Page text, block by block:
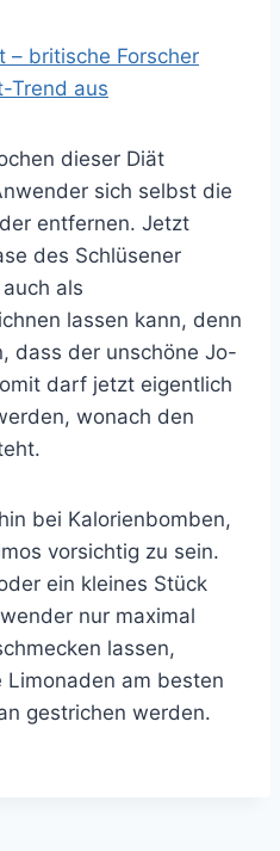
– britische Forscher
Trend aus
dieser Diät
sich selbst die
entfernen. Jetzt
des Schlüsener
als
lassen kann, denn
dass der unschöne Jo-
darf jetzt eigentlich
wonach den
bei Kalorienbomben,
vorsichtig zu sein.
ein kleines Stück
nur maximal
lassen,
am besten
gestrichen werden.